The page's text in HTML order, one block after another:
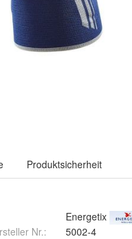
Produktsicherheit
Energetix
Nr.:
5002-4